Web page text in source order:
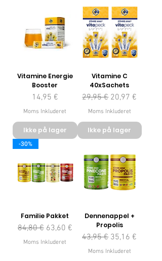
Vitamine Energie
Booster
Pris
14,95 €
Moms Inkluderet
Ikke på lager
Vitamine C
40xSachets
Regulær pris
29,95 € Salgspris
20,97 €
Moms Inkluderet
Ikke på lager
-30%
Familie Pakket
Regulær pris
84,80 € Salgspris
63,60 €
Moms Inkluderet
Dennenappel +
Propolis
Regulær pris
43,95 € Salgspris
35,16 €
Moms Inkluderet